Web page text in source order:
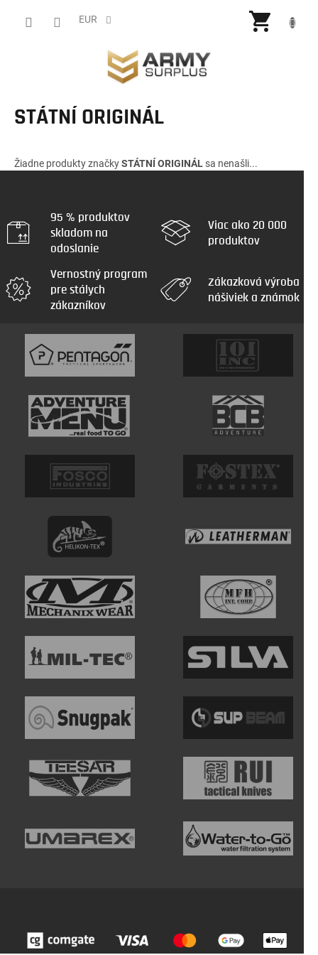
EUR
STÁTNÍ ORIGINÁL
Žiadne produkty značkySTÁTNÍ ORIGINÁL sa nenašli...
95 % produktov
skladom na
odoslanie
Viac ako 20 000
produktov
Vernostný program
pre stálych
zákazníkov
Zákazková výroba
nášiviek a známok